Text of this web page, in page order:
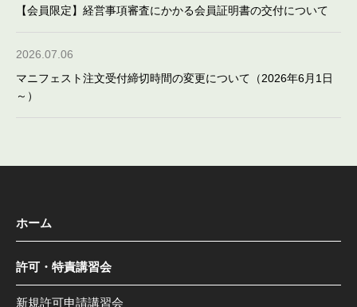
【会員限定】経営事項審査にかかる会員証明書の交付について
2026.07.06
マニフェスト注文受付締切時間の変更について（2026年6月1日
～）
ホーム
許可・特責講習会
新規許可申請講習会